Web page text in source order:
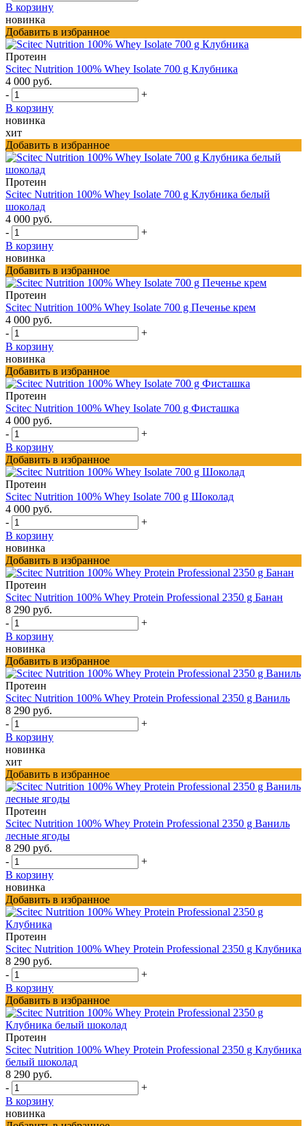
В корзину
новинка
Добавить в избранное
Протеин
Scitec Nutrition 100% Whey Isolate 700 g Клубника
4 000 руб.
-
+
В корзину
новинка
хит
Добавить в избранное
Протеин
Scitec Nutrition 100% Whey Isolate 700 g Клубника белый
шоколад
4 000 руб.
-
+
В корзину
новинка
Добавить в избранное
Протеин
Scitec Nutrition 100% Whey Isolate 700 g Печенье крем
4 000 руб.
-
+
В корзину
новинка
Добавить в избранное
Протеин
Scitec Nutrition 100% Whey Isolate 700 g Фисташка
4 000 руб.
-
+
В корзину
Добавить в избранное
Протеин
Scitec Nutrition 100% Whey Isolate 700 g Шоколад
4 000 руб.
-
+
В корзину
новинка
Добавить в избранное
Протеин
Scitec Nutrition 100% Whey Protein Professional 2350 g Банан
8 290 руб.
-
+
В корзину
новинка
Добавить в избранное
Протеин
Scitec Nutrition 100% Whey Protein Professional 2350 g Ваниль
8 290 руб.
-
+
В корзину
новинка
хит
Добавить в избранное
Протеин
Scitec Nutrition 100% Whey Protein Professional 2350 g Ваниль
лесные ягоды
8 290 руб.
-
+
В корзину
новинка
Добавить в избранное
Протеин
Scitec Nutrition 100% Whey Protein Professional 2350 g Клубника
8 290 руб.
-
+
В корзину
Добавить в избранное
Протеин
Scitec Nutrition 100% Whey Protein Professional 2350 g Клубника
белый шоколад
8 290 руб.
-
+
В корзину
новинка